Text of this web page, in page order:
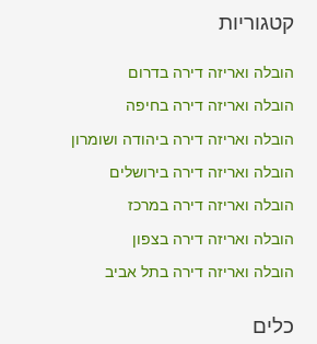
r
o
r
:
קטגוריות
הובלה ואריזה דירה בדרום
הובלה ואריזה דירה בחיפה
הובלה ואריזה דירה ביהודה ושומרון
הובלה ואריזה דירה בירושלים
הובלה ואריזה דירה במרכז
הובלה ואריזה דירה בצפון
הובלה ואריזה דירה בתל אביב
כלים